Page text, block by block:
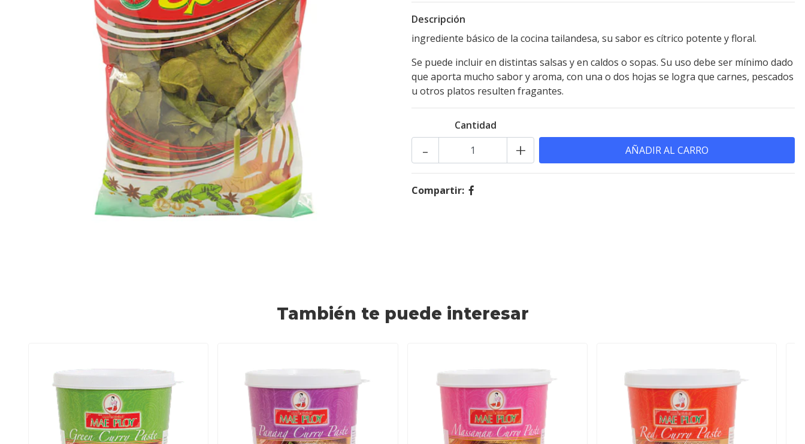
Descripción
ingrediente básico de la cocina tailandesa, su sabor es cítrico potente y floral.
Se puede incluir en distintas salsas y en caldos o sopas. Su uso debe ser mínimo dado
que aporta mucho sabor y aroma, con una o dos hojas se logra que carnes, pescados
u otros platos resulten fragantes.
Cantidad
+
-
Compartir:
También te puede interesar